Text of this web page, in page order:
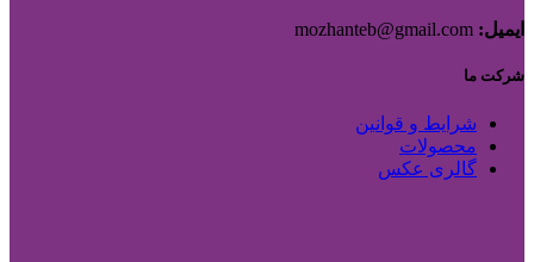
ایمیل:
شرکت ما
شرایط و قوانین
محصولات
گالری عکس